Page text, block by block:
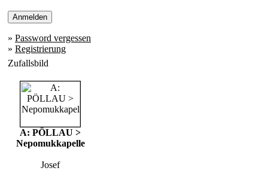
» Password vergessen
» Registrierung
Zufallsbild
A: PÖLLAU >
Nepomukkapelle
Josef